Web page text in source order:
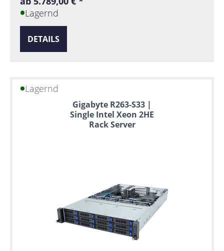
Lagernd
DETAILS
Lagernd
Gigabyte R263-S33 |
Single Intel Xeon 2HE
Rack Server